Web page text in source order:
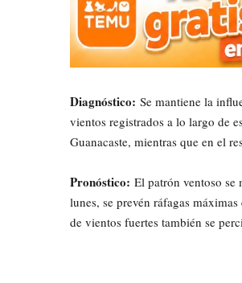
Diagnóstico: Se mantiene la
vientos registrados a lo largo de
Guanacaste, mientras que en el
Pronóstico: El patrón ventoso se
lunes, se prevén ráfagas
de vientos fuertes también se